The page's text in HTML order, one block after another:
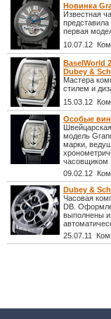
Новинка
Известная
первая
10.07.12
BaselWorld
Dubey &
Мастера
стилем и
15.03.12
Особые
модель
марки,
часовщиком
09.02.12
Dubey &
Часовая
DB.
выполнены
25.07.11